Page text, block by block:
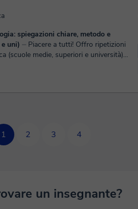
spiegazioni chiare, metodo e
uni) ⏤ Piacere a tutti! Offro ripetizioni
(scuole medie, superiori e università).
debiti scolastici sia a miglio...
1 2 3 4
un insegnante?